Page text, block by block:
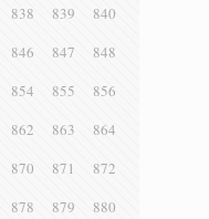
838 839
840
846 847
848
854 855
856
862 863
864
870 871
872
878 879
880